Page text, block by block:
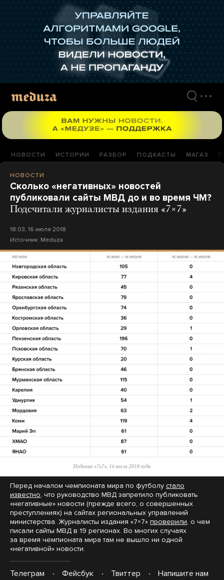
НОВОСТИ ИСТОРИИ РАЗБОР ПОДКАСТЫ МАГАЗ
НОВОСТИ
Сколько «негативных» новостей
публиковали сайты МВД до и во время ЧМ?
Подсчитали журналисты издания «7×7»
18:03, 16 июля 2018
Источник: Meduza
Перед началом чемпионата мира по футболу стало
известно, что руководство МВД запретило публиковать
«негативные» новости (прежде всего, о совершенных
преступлениях) на сайтах региональных управлений
министерства. Журналисты издания «7×7» проверили, о чем
писали сайты МВД в 19 регионах. Во многих случаях
за время чемпионата мира там не вышло ни одной
«негативной» новости.
Телеграм Фейсбук Твиттер Напишите нам